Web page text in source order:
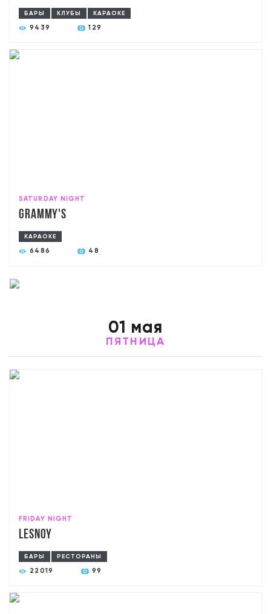
БАРЫ КЛУБЫ КАРАОКЕ
9439 129
SATURDAY NIGHT
Grammy's
КАРАОКЕ
6486 48
01 мая
ПЯТНИЦА
FRIDAY NIGHT
Lesnoy
БАРЫ РЕСТОРАНЫ
22019 99